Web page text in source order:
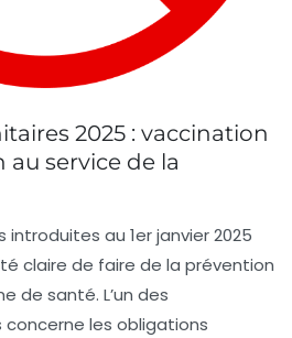
2025 : vaccination
service de la
au 1er janvier 2025
claire de faire de la prévention
de santé. L’un des
les obligations